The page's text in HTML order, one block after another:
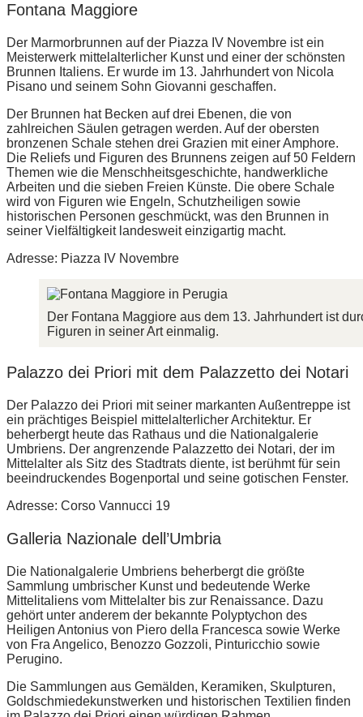
Fontana Maggiore
Der Marmorbrunnen auf der Piazza IV Novembre ist ein
Meisterwerk mittelalterlicher Kunst und einer der schönsten
Brunnen Italiens. Er wurde im 13. Jahrhundert von Nicola
Pisano und seinem Sohn Giovanni geschaffen.
Der Brunnen hat Becken auf drei Ebenen, die von
zahlreichen Säulen getragen werden. Auf der obersten
bronzenen Schale stehen drei Grazien mit einer Amphore.
Die Reliefs und Figuren des Brunnens zeigen auf 50 Feldern
Themen wie die Menschheitsgeschichte, handwerkliche
Arbeiten und die sieben Freien Künste. Die obere Schale
wird von Figuren wie Engeln, Schutzheiligen sowie
historischen Personen geschmückt, was den Brunnen in
seiner Vielfältigkeit landesweit einzigartig macht.
Adresse: Piazza IV Novembre
Der Fontana Maggiore aus dem 13. Jahrhundert ist
Figuren in seiner Art einmalig.
Palazzo dei Priori mit dem Palazzetto dei Notari
Der Palazzo dei Priori mit seiner markanten Außentreppe ist
ein prächtiges Beispiel mittelalterlicher Architektur. Er
beherbergt heute das Rathaus und die Nationalgalerie
Umbriens. Der angrenzende Palazzetto dei Notari, der im
Mittelalter als Sitz des Stadtrats diente, ist berühmt für sein
beeindruckendes Bogenportal und seine gotischen Fenster.
Adresse: Corso Vannucci 19
Galleria Nazionale dell’Umbria
Die Nationalgalerie Umbriens beherbergt die größte
Sammlung umbrischer Kunst und bedeutende Werke
Mittelitaliens vom Mittelalter bis zur Renaissance. Dazu
gehört unter anderem der bekannte Polyptychon des
Heiligen Antonius von Piero della Francesca sowie Werke
von Fra Angelico, Benozzo Gozzoli, Pinturicchio sowie
Perugino.
Die Sammlungen aus Gemälden, Keramiken, Skulpturen,
Goldschmiedekunstwerken und historischen Textilien finden